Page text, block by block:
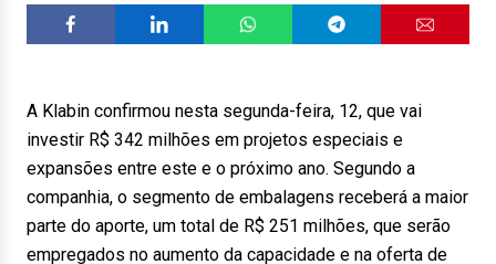
A Klabin confirmou nesta segunda-feira, 12, que vai
investir R$ 342 milhões em projetos especiais e
expansões entre este e o próximo ano. Segundo a
companhia, o segmento de embalagens receberá a maior
parte do aporte, um total de R$ 251 milhões, que serão
empregados no aumento da capacidade e na oferta de